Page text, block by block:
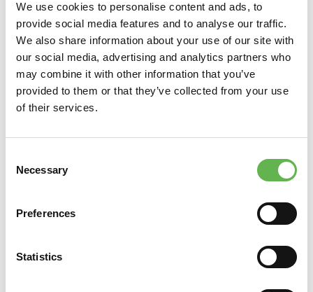
We use cookies to personalise content and ads, to
provide social media features and to analyse our traffic.
We also share information about your use of our site with
our social media, advertising and analytics partners who
may combine it with other information that you’ve
provided to them or that they’ve collected from your use
of their services.
Selection
Necessary
Preferences
Statistics
Indirizzo sede legale (Via, Cap, Città, Provincia)
Telefono
Fax
Email
Sito Web